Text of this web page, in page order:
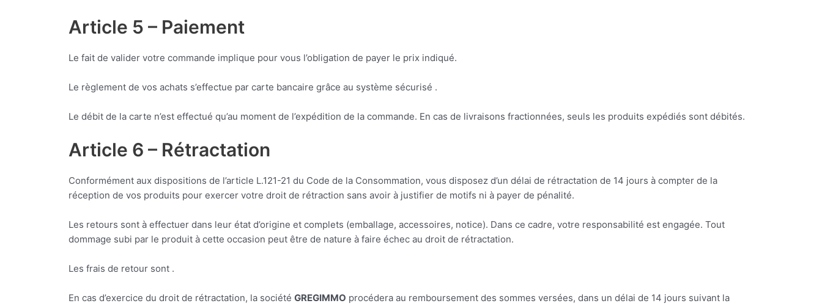
Article 5 – Paiement
Le fait de valider votre commande implique pour vous l’obligation de payer le prix indiqué.
Le règlement de vos achats s’effectue par carte bancaire grâce au système sécurisé .
Le débit de la carte n’est effectué qu’au moment de l’expédition de la commande. En cas de livraisons fractionnées, seuls les produits expédiés sont débités.
Article 6 – Rétractation
Conformément aux dispositions de l’article L.121-21 du Code de la Consommation, vous disposez d’un délai de rétractation de 14 jours à compter de la
réception de vos produits pour exercer votre droit de rétraction sans avoir à justifier de motifs ni à payer de pénalité.
Les retours sont à effectuer dans leur état d’origine et complets (emballage, accessoires, notice). Dans ce cadre, votre responsabilité est engagée. Tout
dommage subi par le produit à cette occasion peut être de nature à faire échec au droit de rétractation.
Les frais de retour sont .
En cas d’exercice du droit de rétractation, la société GREGIMMO procédera au remboursement des sommes versées, dans un délai de 14 jours suivant la